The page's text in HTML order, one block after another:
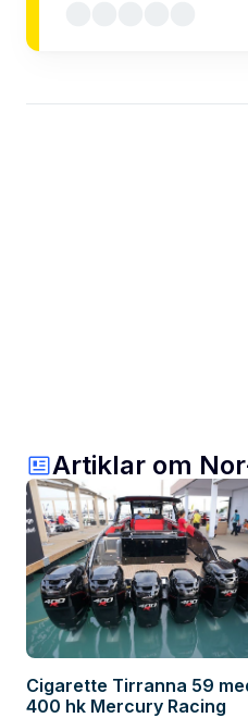
Artiklar om
Cigarette Tirranna 59
400 hk Mercury Racing